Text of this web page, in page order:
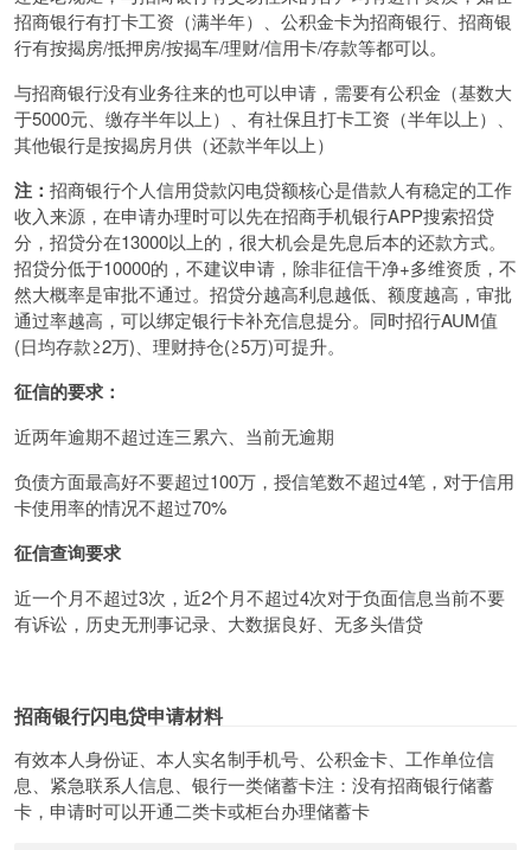
招商银行有打卡工资（满半年）、公积金卡为招商银行、招商银
行有按揭房/抵押房/按揭车/理财/信用卡/存款等都可以。
与招商银行没有业务往来的也可以申请，需要有公积金（基数大
于5000元、缴存半年以上）、有社保且打卡工资（半年以上）、
其他银行是按揭房月供（还款半年以上）
注： 招商银行个人信用贷款闪电贷额核心是借款人有稳定的工作
收入来源，在申请办理时可以先在招商手机银行APP搜索招贷
分，招贷分在13000以上的，很大机会是先息后本的还款方式。
招贷分低于10000的，不建议申请，除非征信干净+多维资质，不
然大概率是审批不通过。招贷分越高利息越低、额度越高，审批
通过率越高，可以绑定银行卡补充信息提分。同时招行AUM值
(日均存款≥2万)、理财持仓(≥5万)可提升。
征信的要求：
近两年逾期不超过连三累六、当前无逾期
负债方面最高好不要超过100万，授信笔数不超过4笔，对于信用
卡使用率的情况不超过70%
征信查询要求
近一个月不超过3次，近2个月不超过4次对于负面信息当前不要
有诉讼，历史无刑事记录、大数据良好、无多头借贷
招商银行闪电贷申请材料
有效本人身份证、本人实名制手机号、公积金卡、工作单位信
息、紧急联系人信息、银行一类储蓄卡注：没有招商银行储蓄
卡，申请时可以开通二类卡或柜台办理储蓄卡